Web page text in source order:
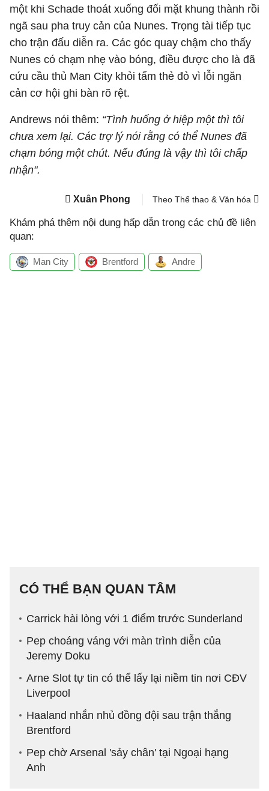
một khi Schade thoát xuống đối mặt khung thành rồi
ngã sau pha truy cản của Nunes. Trọng tài tiếp tục
cho trận đấu diễn ra. Các góc quay chậm cho thấy
Nunes có chạm nhẹ vào bóng, điều được cho là đã
cứu cầu thủ Man City khỏi tấm thẻ đỏ vì lỗi ngăn
cản cơ hội ghi bàn rõ rệt.
Andrews nói thêm: “Tình huống ở hiệp một thì tôi
chưa xem lại. Các trợ lý nói rằng có thể Nunes đã
chạm bóng một chút. Nếu đúng là vậy thì tôi chấp
nhận".
Xuân Phong Theo Thể thao & Văn hóa
Khám phá thêm nội dung hấp dẫn trong các chủ đề liên
quan:
Man City Brentford Andre
CÓ THỂ BẠN QUAN TÂM
Carrick hài lòng với 1 điểm trước Sunderland
Pep choáng váng với màn trình diễn của
Jeremy Doku
Arne Slot tự tin có thể lấy lại niềm tin nơi CĐV
Liverpool
Haaland nhắn nhủ đồng đội sau trận thắng
Brentford
Pep chờ Arsenal 'sảy chân' tại Ngoại hạng
Anh